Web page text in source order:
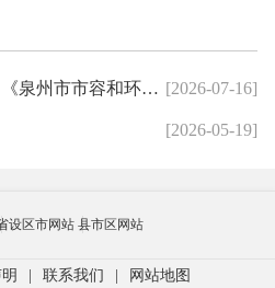
[2026-07-16]
境卫生管理条例》执法检查
[2026-05-19]
设区市网站 县市区网站
| 联系我们 | 网站地图